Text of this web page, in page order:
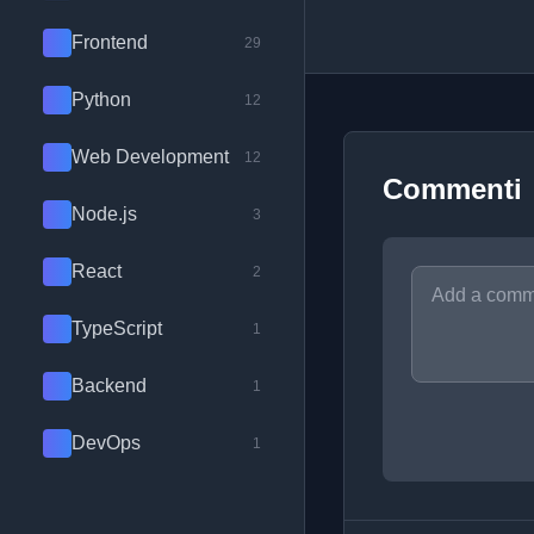
Frontend 29
Python 12
Web Development 12
Node.js 3
React 2
TypeScript 1
Backend 1
DevOps 1
Commenti